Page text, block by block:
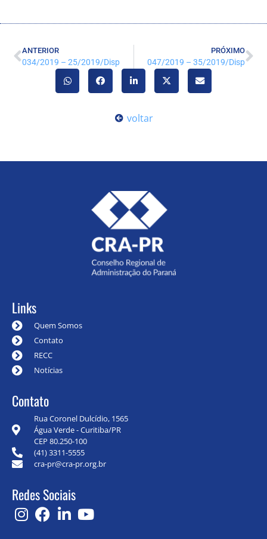
ANTERIOR
034/2019 – 25/2019/Disp
PRÓXIMO
047/2019 – 35/2019/Disp
voltar
Links
Quem Somos
Contato
RECC
Notícias
Contato
Rua Coronel Dulcídio, 1565
Água Verde - Curitiba/PR
CEP 80.250-100
(41) 3311-5555
cra-pr@cra-pr.org.br
Redes Sociais